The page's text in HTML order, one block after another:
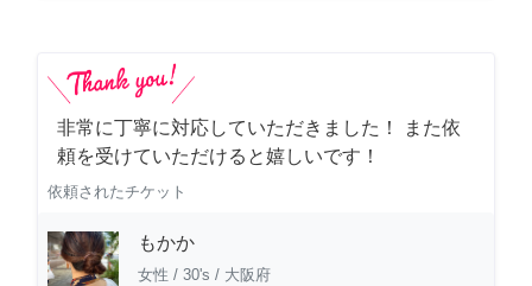
非常に丁寧に対応していただきました！ また依
頼を受けていただけると嬉しいです！
依頼されたチケット
もかか
女性 / 30's / 大阪府